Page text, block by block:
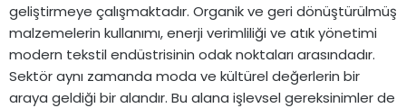
geliştirmeye çalışmaktadır. Organik ve geri dönüştürülmüş
malzemelerin kullanımı, enerji verimliliği ve atık yönetimi
modern tekstil endüstrisinin odak noktaları arasındadır.
Sektör aynı zamanda moda ve kültürel değerlerin bir
araya geldiği bir alandır. Bu alana işlevsel gereksinimler de